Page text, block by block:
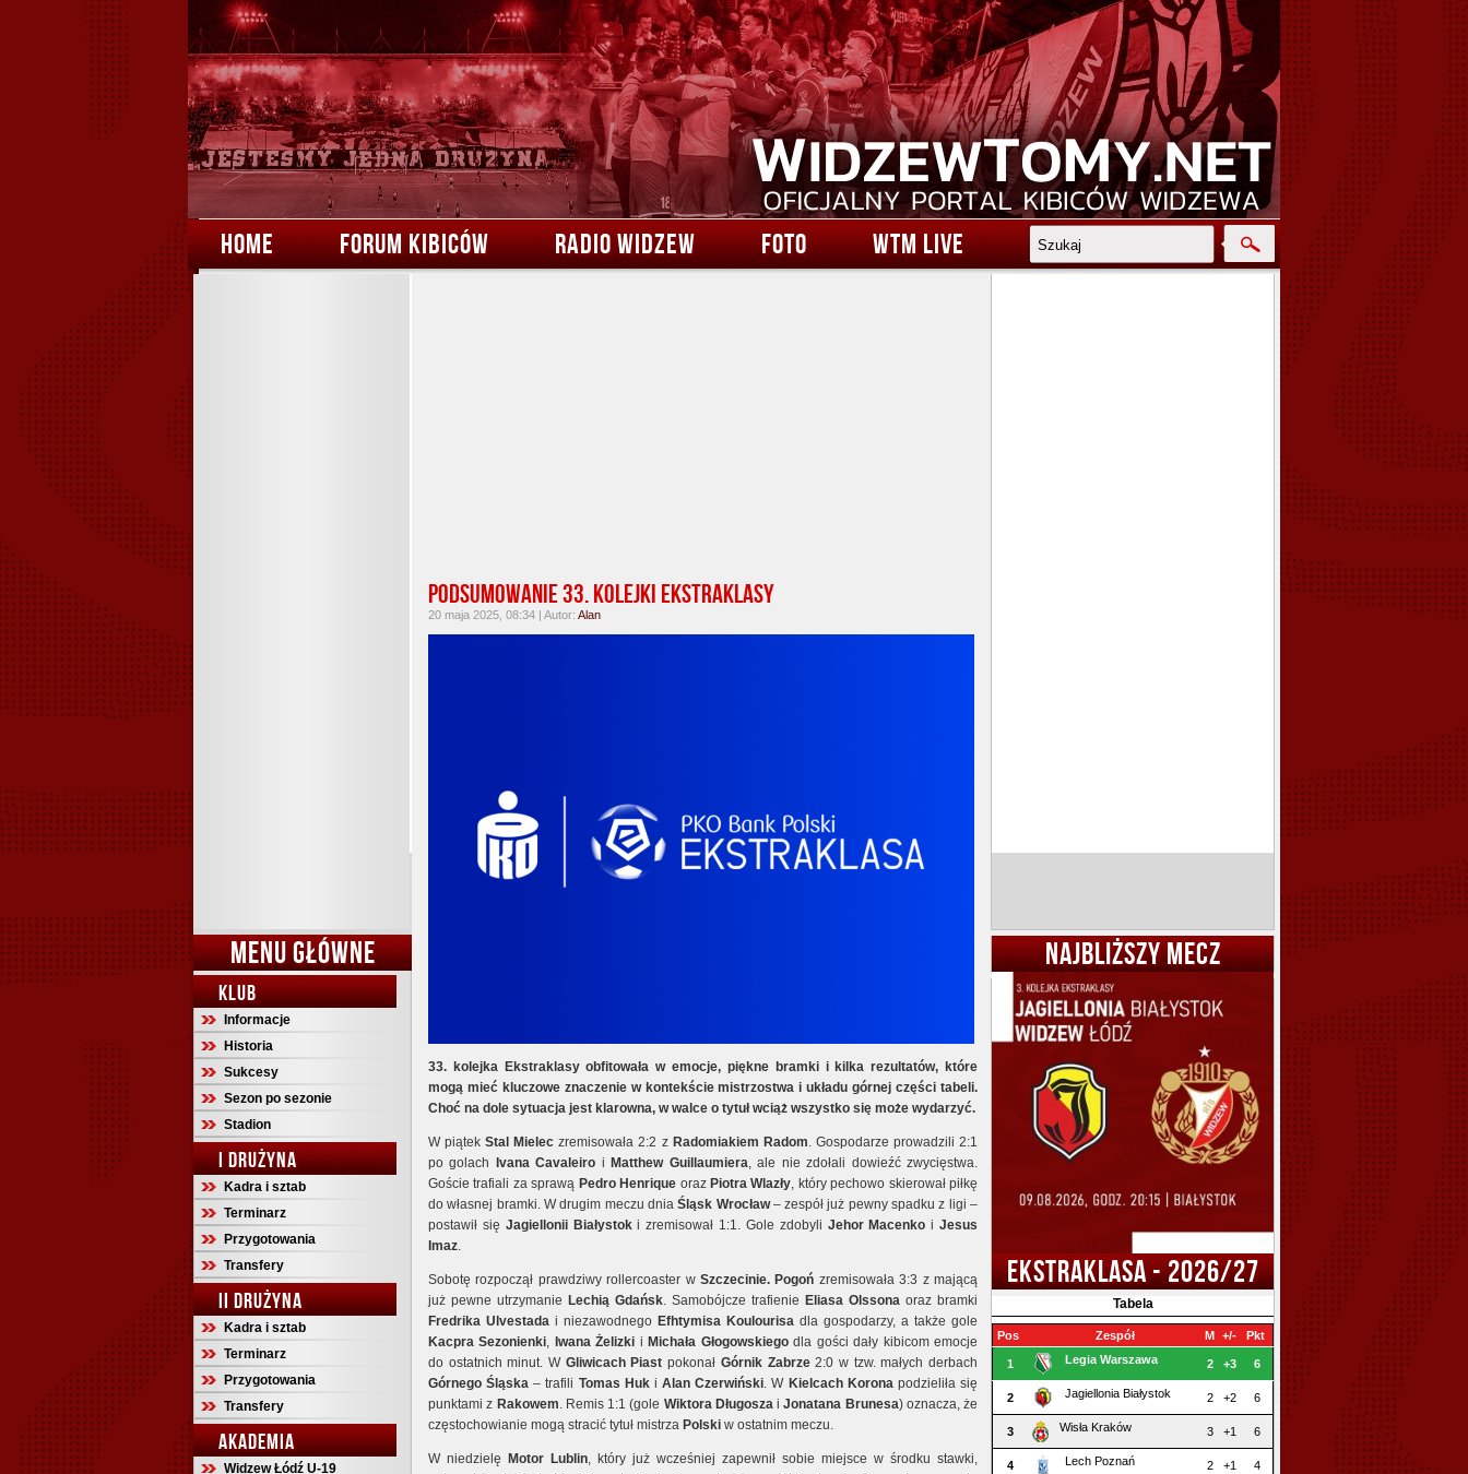
HOME FORUM KIBICÓW RADIO WIDZEW FOTO WTM LIVE
MENU GŁÓWNE
KLUB
Informacje
Historia
Sukcesy
Sezon po sezonie
Stadion
I DRUŻYNA
Kadra i sztab
Terminarz
Przygotowania
Transfery
II DRUŻYNA
Kadra i sztab
Terminarz
Przygotowania
Transfery
AKADEMIA
Widzew Łódź U-19
Podsumowanie 33. kolejki Ekstraklasy
20 maja 2025, 08:34 | Autor: Alan
33. kolejka Ekstraklasy obfitowała w emocje, piękne bramki i kilka rezultatów, które
mogą mieć kluczowe znaczenie w kontekście mistrzostwa i układu górnej części tabeli.
Choć na dole sytuacja jest klarowna, w walce o tytuł wciąż wszystko się może wydarzyć.
W piątekStal Mielec zremisowała 2:2 z Radomiakiem Radom. Gospodarze prowadzili 2:1
po golach
Ivana Cavaleiro i Matthew Guillaumiera, ale nie zdołali dowieźć zwycięstwa.
Goście trafiali za sprawą Pedro Henrique oraz Piotra Wlazły, który pechowo skierował piłkę
do własnej bramki. W drugim meczu dniaŚląsk Wrocław– zespół już pewny spadku z ligi –
postawił się Jagiellonii Białystoki zremisował 1:1. Gole zdobyli Jehor Macenko iJesus
Imaz.
Sobotę rozpoczął prawdziwy rollercoaster w Szczecinie. Pogoń zremisowała 3:3 z mającą
już pewne utrzymanie Lechią Gdańsk. Samobójcze trafienie Eliasa Olssona oraz bramki
Fredrika Ulvestada i niezawodnego Efhtymisa Koulourisa dla gospodarzy, a także gole
Kacpra Sezonienki, Iwana Żelizki i Michała Głogowskiegodla gości dały kibicom emocje
do ostatnich minut. W Gliwicach Piast pokonał Górnik Zabrze2:0 w tzw. małych derbach
Górnego Śląska – trafili Tomas HukiAlan Czerwiński. W Kielcach Koronapodzieliła się
punktami z Rakowem. Remis 1:1 (gole Wiktora DługoszaiJonatana Brunesa) oznacza, że
częstochowianie mogą stracić tytuł mistrza Polski w ostatnim meczu.
W niedzielę Motor Lublin, który już wcześniej zapewnił sobie miejsce w środku stawki,
NAJBLIŻSZY MECZ
EKSTRAKLASA - 2026/27
Tabela
Pos Zespół M +/- Pkt
1 Legia Warszawa 2 +3 6
2 Jagiellonia Białystok 2 +2 6
3 Wisła Kraków 3 +1 6
4 Lech Poznań 2 +1 4